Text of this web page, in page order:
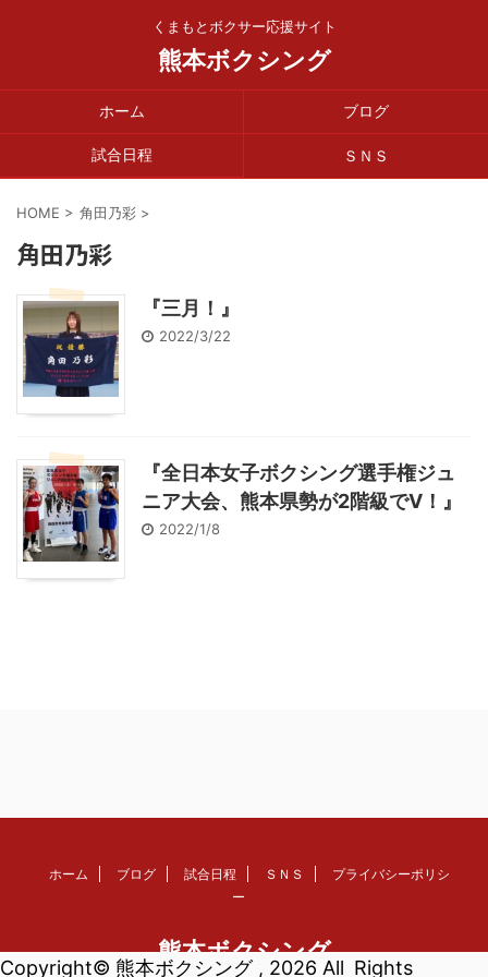
くまもとボクサー応援サイト
熊本ボクシング
ホーム ブログ
試合日程 ＳＮＳ
HOME > 角田乃彩 >
角田乃彩
『三月！』
2022/3/22
『全日本女子ボクシング選手権ジュ
ニア大会、熊本県勢が2階級でV！』
2022/1/8
ホーム ブログ 試合日程 ＳＮＳ
プライバシーポリシ
ー
熊本ボクシング
Copyright© 熊本ボクシング , 2026 All Rights